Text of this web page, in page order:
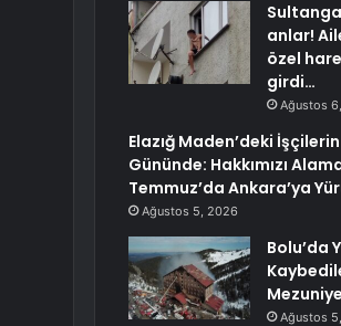
anlar!
özel
girdi…
Ağustos
Elazığ Maden’deki
Gününde: Hakkımızı
Temmuz’da Ankara’ya
Ağustos 5, 2026
Bolu’da
Ağustos